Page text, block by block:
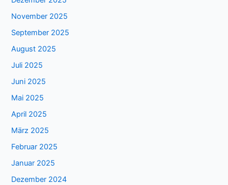
November 2025
September 2025
August 2025
Juli 2025
Juni 2025
Mai 2025
April 2025
März 2025
Februar 2025
Januar 2025
Dezember 2024